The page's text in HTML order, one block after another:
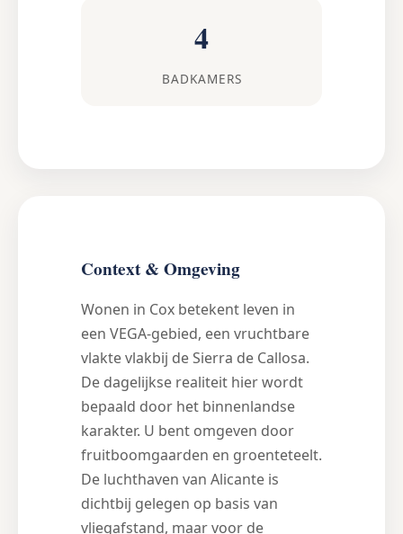
4
BADKAMERS
Context & Omgeving
Wonen in Cox betekent leven in
een VEGA-gebied, een vruchtbare
vlakte vlakbij de Sierra de Callosa.
De dagelijkse realiteit hier wordt
bepaald door het binnenlandse
karakter. U bent omgeven door
fruitboomgaarden en groenteteelt.
De luchthaven van Alicante is
dichtbij gelegen op basis van
vliegafstand, maar voor de